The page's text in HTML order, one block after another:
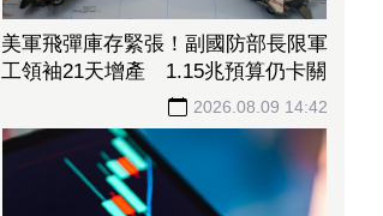
美軍飛彈庫存緊張！副國防部長限軍
工領袖21天增產 1.15兆預算仍卡關
2026.08.09 14:42